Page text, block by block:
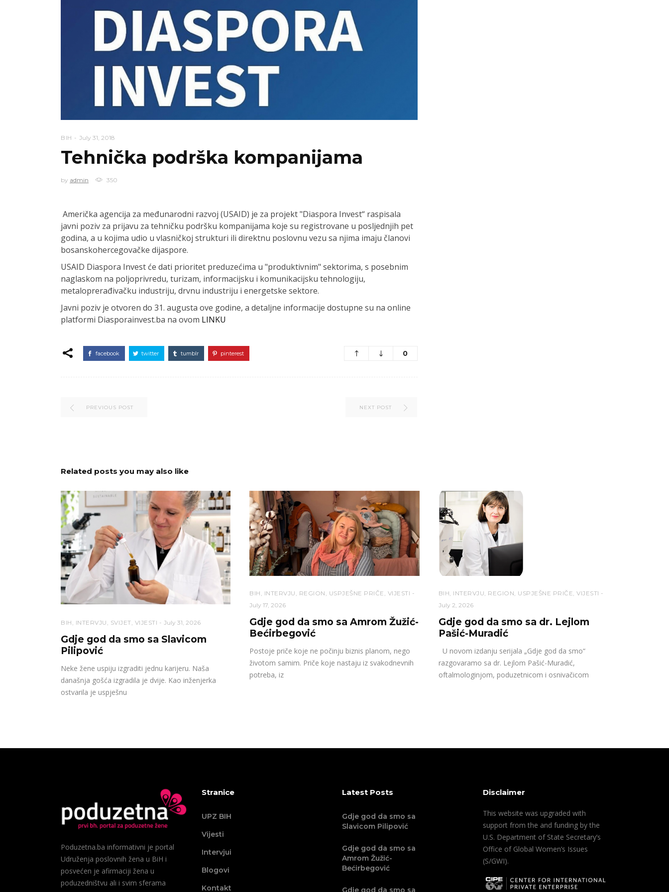
BIH July 31, 2018
Tehnička podrška kompanijama
by admin 350
Američka agencija za međunarodni razvoj (USAID) je za projekt "Diaspora Invest“ raspisala
javni poziv za prijavu za tehničku podršku kompanijama koje su registrovane u posljednjih pet
godina, a u kojima udio u vlasničkoj strukturi ili direktnu poslovnu vezu sa njima imaju članovi
bosanskohercegovačke dijaspore.
USAID Diaspora Invest će dati prioritet preduzećima u "produktivnim" sektorima, s posebnim
naglaskom na poljoprivredu, turizam, informacijsku i komunikacijsku tehnologiju,
metaloprerađivačku industriju, drvnu industriju i energetske sektore.
Javni poziv je otvoren do 31. augusta ove godine, a detaljne informacije dostupne su na online
platformi Diasporainvest.ba na ovom LINKU
facebook twitter tumblr pinterest 0
PREVIOUS POST NEXT POST
Related posts you may also like
BIH INTERVJU SVIJET VIJESTI July 31, 2026
Gdje god da smo sa Slavicom
Pilipović
Neke žene uspiju izgraditi jednu karijeru. Naša
današnja gošća izgradila je dvije. Kao inženjerka
ostvarila je uspješnu
BIH INTERVJU REGION USPJEŠNE PRIČE VIJESTI
July 17, 2026
Gdje god da smo sa Amrom Žužić-
Bećirbegović
Postoje priče koje ne počinju biznis planom, nego
životom samim. Priče koje nastaju iz svakodnevnih
potreba, iz
BIH INTERVJU REGION USPJEŠNE PRIČE ,VIJESTI
July 2, 2026
Gdje god da smo sa dr. Lejlom
Pašić-Muradić
U novom izdanju serijala „Gdje god da smo“
razgovaramo sa dr. Lejlom Pašić-Muradić,
oftalmologinjom, poduzetnicom i osnivačicom
Poduzetna.ba informativni je portal
Udruženja poslovnih žena u BiH i
posvećen je afirmaciji žena u
poduzedništvu ali i svim sferama
Stranice
UPZ BIH
Vijesti
Intervjui
Blogovi
Kontakt
Latest Posts
Gdje god da smo sa
Slavicom Pilipović
Gdje god da smo sa
Amrom Žužić-
Bećirbegović
Gdje god da smo sa
Disclaimer
This website was upgraded with
support from the and funding by the
U.S. Department of State Secretary’s
Office of Global Women’s Issues
(S/GWI).